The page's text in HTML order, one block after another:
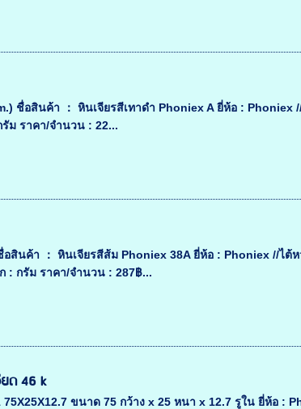
ชื่อสินค้า ： หินเจียรสีเทาดำ Phoniex A ยี่ห้อ : Phoniex
ม ราคา/จำนวน : 22...
สินค้า ： หินเจียรสีส้ม Phoniex 38A ยี่ห้อ : Phoniex //ไต้
: กรัม ราคา/จำนวน : 287฿...
ยด 46 k
75X25X12.7 ขนาด 75 กว้าง x 25 หนา x 12.7 รูใน ยี่ห้อ :